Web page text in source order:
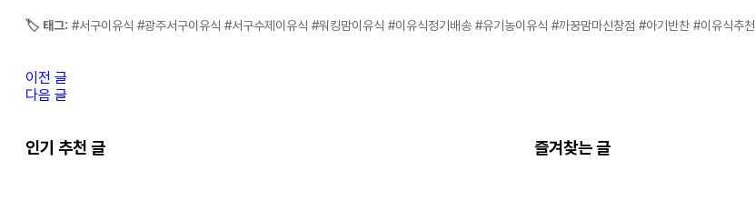
🏷️ 태그: #서구이유식 #광주서구이유식 #서구수제이유식 #워킹맘이유식 #이유식정기배송 #유기농이유식 #까꿍맘마신창점 #아기반찬 #이유식추천
이전 글
다음 글
인기 추천 글 즐겨찾는 글